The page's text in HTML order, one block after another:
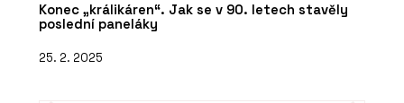
Konec „králikáren“. Jak se v 90. letech stavěly
poslední paneláky
25. 2. 2025